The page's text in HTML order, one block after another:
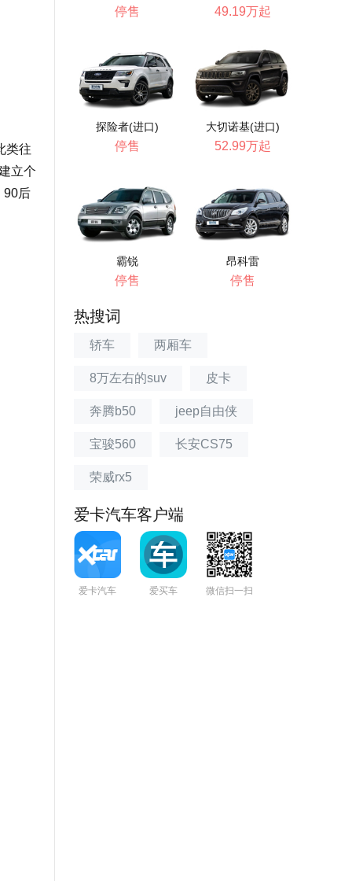
类往
立个
90后
停售 49.19万起
探险者(进口)
停售
大切诺基(进口)
52.99万起
霸锐
停售
昂科雷
停售
热搜词
轿车 两厢车
8万左右的suv 皮卡
奔腾b50 jeep自由侠
宝骏560 长安CS75
荣威rx5
爱卡汽车客户端
爱卡汽车 爱买车 微信扫一扫